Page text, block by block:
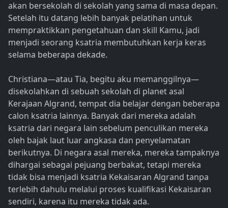
akan bersekolah di sekolah yang sama di masa depan.
Setelah itu datang lebih banyak pelatihan untuk
mempraktikkan pengetahuan dan skill Kamu, jadi
menjadi seorang ksatria membutuhkan kerja keras
selama beberapa dekade.
Christiana—atau Tia, begitu aku memanggilnya—
disekolahkan di sebuah sekolah di planet asal
Kerajaan Algrand, tempat dia belajar dengan beberapa
calon ksatria lainnya. Banyak dari mereka adalah
ksatria dari negara lain sebelum penculikan mereka
oleh bajak laut luar angkasa dan penyelamatan
berikutnya. Di negara asal mereka, mereka tampaknya
dihargai sebagai pejuang berbakat, tetapi mereka
tidak bisa menjadi ksatria Kekaisaran Algrand tanpa
terlebih dahulu melalui proses kualifikasi Kekaisaran
sendiri, karena itu mereka tidak ada.